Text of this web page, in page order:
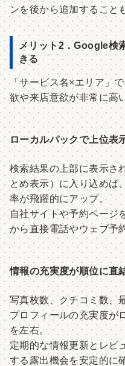
ンを後から追加すること
メリット2．Google検
きる
「サービス名×エリア」
欲や来店意欲が非常に高
ローカルパックで上位表
検索結果の上部に表示さ
とめ表示）に入り込めば
率が飛躍的にアップ。
自社サイトや予約ページ
から直接電話やウェブ予
情報の充実度が順位に直
写真枚数、クチコミ数、
プロフィールの充実度が
を左右。
定期的な情報更新とレビ
する露出機会を安定的に